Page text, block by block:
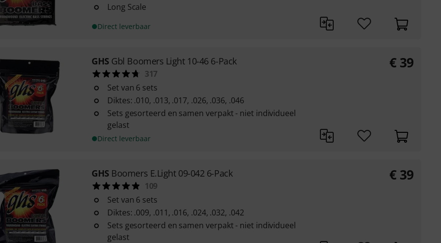
Long Scale
Direct leverbaar
GHS Gbl Boomers Light 10-46 6-Pack
317
Set van 6 sets
Diktes: .010, .013, .017, .026, .036, .046
Sets gesorteerd en samen verpakt - niet individueel
gelast
Direct leverbaar
€ 39
GHS Boomers E.Light 09-042 6-Pack
109
Set van 6 sets
Diktes: .009, .011, .016, .024, .032, .042
Sets gesorteerd en samen verpakt - niet individueel
gelast
€ 39